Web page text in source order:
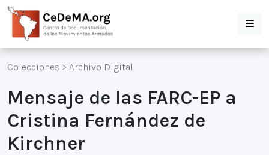
Colecciones > Archivo Digital
Mensaje de las FARC-EP a
Cristina Fernández de
Kirchner